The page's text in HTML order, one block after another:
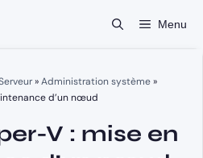
Menu
»Administration système»
d’un nœud
V : mise en